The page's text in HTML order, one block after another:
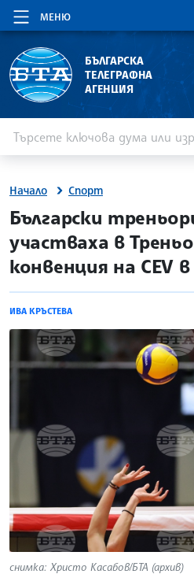
МЕНЮ
БЪЛГАРСКА
ТЕЛЕГРАФНА
АГЕНЦИЯ
Начало Спорт
site.bta
Български
участваха в
конвенция на CEV
ИВА КРЪСТЕВА
снимка: Христо Касабов/БТА (архив)